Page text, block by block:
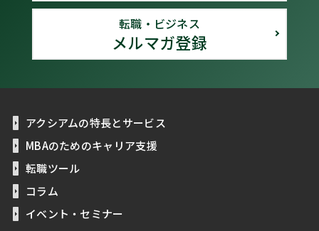
転職・ビジネス
メルマガ登録
アクシアムの特長とサービス
MBAのためのキャリア支援
転職ツール
コラム
イベント・セミナー